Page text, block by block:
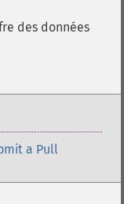
des données
a Pull